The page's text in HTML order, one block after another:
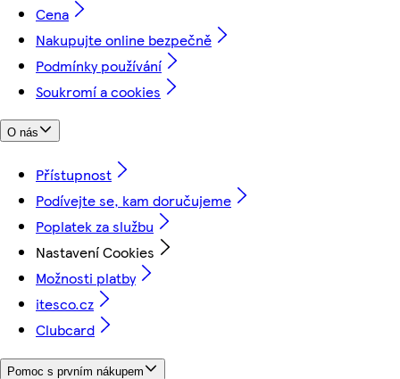
Cena
Nakupujte online bezpečně
Podmínky používání
Soukromí a cookies
O nás
Přístupnost
Podívejte se, kam doručujeme
Poplatek za službu
Nastavení Cookies
Možnosti platby
itesco.cz
Clubcard
Pomoc s prvním nákupem